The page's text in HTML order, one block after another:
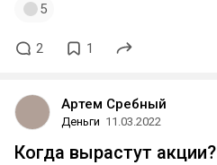
5
2 1
Артем Сребный
Деньги 11.03.2022
Когда вырастут акции?